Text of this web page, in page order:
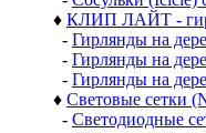
♦ КЛИП ЛАЙТ -
- Гирлянды на
- Гирлянды на
- Гирлянды на
♦ Световые сетки
- Светодиодные